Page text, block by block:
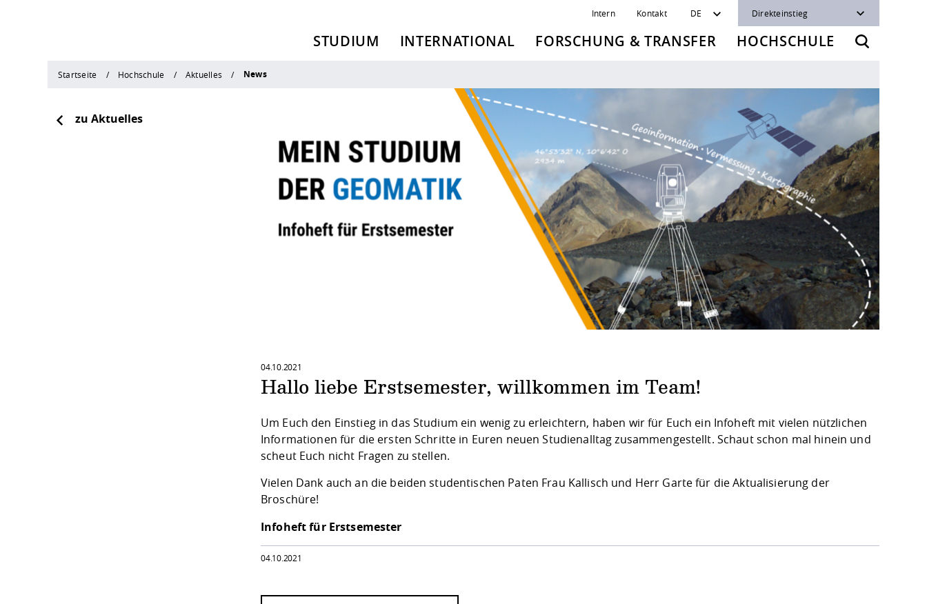
Intern Kontakt DE Direkteinstieg
STUDIUM INTERNATIONAL FORSCHUNG & TRANSFER HOCHSCHULE
Startseite Hochschule Aktuelles News
zu Aktuelles
04.10.2021
Hallo liebe Erstsemester, willkommen im Team!
Um Euch den Einstieg in das Studium ein wenig zu erleichtern, haben wir für Euch ein Infoheft mit vielen nützlichen
Informationen für die ersten Schritte in Euren neuen Studienalltag zusammengestellt. Schaut schon mal hinein und
scheut Euch nicht Fragen zu stellen.
Vielen Dank auch an die beiden studentischen Paten Frau Kallisch und Herr Garte für die Aktualisierung der
Broschüre!
Infoheft für Erstsemester
04.10.2021